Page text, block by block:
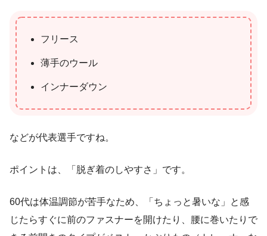
フリース
薄手のウール
インナーダウン
などが代表選手ですね。
ポイントは、「脱ぎ着のしやすさ」です。
60代は体温調節が苦手なため、「ちょっと暑いな」と感
じたらすぐに前のファスナーを開けたり、腰に巻いたりで